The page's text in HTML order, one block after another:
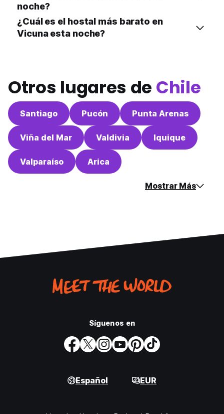
noche?
¿Cuál es el hostal más barato en
Vicuna esta noche?
Otros lugares de Chile
Santiago Pucón Punta Arenas
Viña del Mar Valdivia Iquique
Valparaíso Arica
Mostrar Más
Síguenos en
Español EUR